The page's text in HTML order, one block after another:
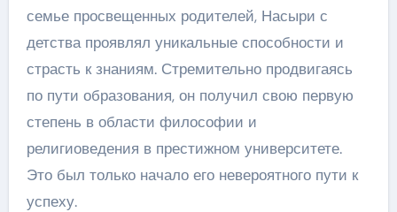
семье просвещенных родителей, Насыри с
детства проявлял уникальные способности и
страсть к знаниям. Стремительно продвигаясь
по пути образования, он получил свою первую
степень в области философии и
религиоведения в престижном университете.
Это был только начало его невероятного пути к
успеху.